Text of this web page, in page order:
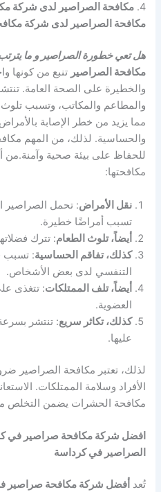
4. مكافحة الصراصير لدى شركة
مكافحة الصراصير لدى شركة
هل تعي خطورة الصراصير و ما يترتب
مكافحة الصراصير تنبع من كونها
والخطيرة على الصحة العامة.
والمطاعم والمكاتب، وتسبب تلوث
مما يزيد من خطر الإصابة
والحساسية. لذلك، من المهم
للحفاظ على بيئة صحية وآمنة.من
مكافحتها:
نقل الأمراض: تحمل الصراصير
تسبب أمراضًا خطيرة.
أيضاً، تلوث الطعام: تترك
كذلك، تفاقم الحساسية: تسبب
التنفسي لدى بعض الأشخاص.
أيضاً، تلف الممتلكات: تتغذى
العضوية.
كذلك، تكاثر سريع: تنتشر
عليها.
لذلك، تعتبر مكافحة الصراصير
الأفراد وسلامة الممتلكات.
مكافحة الحشرات يضمن التخلص
افضل شركة مكافحة صراصير في
الصراصير في كرداسة
تُعد أفضل شركة مكافحة صراصير